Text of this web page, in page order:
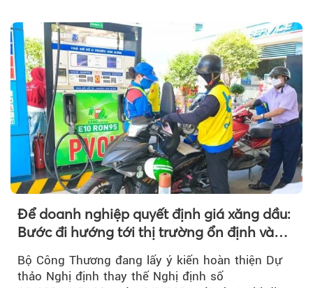
thời đẩy mạnh phân quyền, đơn giản hóa thủ tục
hành chính.
Để doanh nghiệp quyết định giá xăng dầu:
Bước đi hướng tới thị trường ổn định và
Bộ Công Thương đang lấy ý kiến hoàn thiện Dự
thảo Nghị định thay thế Nghị định số